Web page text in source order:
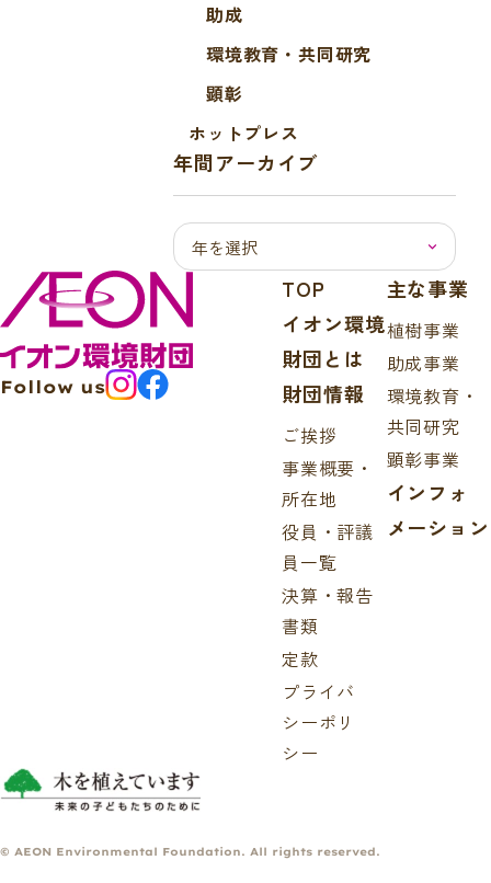
助成
環境教育・共同研究
顕彰
ホットプレス
年間アーカイブ
Follow us
TOP
イオン環境
財団とは
財団情報
ご挨拶
事業概要・
所在地
役員・評議
員一覧
決算・報告
書類
定款
プライバ
シーポリ
シー
主な事業
植樹事業
助成事業
環境教育・
共同研究
顕彰事業
インフォ
メーション
© AEON Environmental Foundation. All rights reserved.